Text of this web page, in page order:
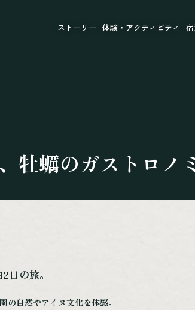
ストーリー 体験・アクティビティ
牡蠣のガストロノ
日の旅。
の自然やアイヌ文化を体感。